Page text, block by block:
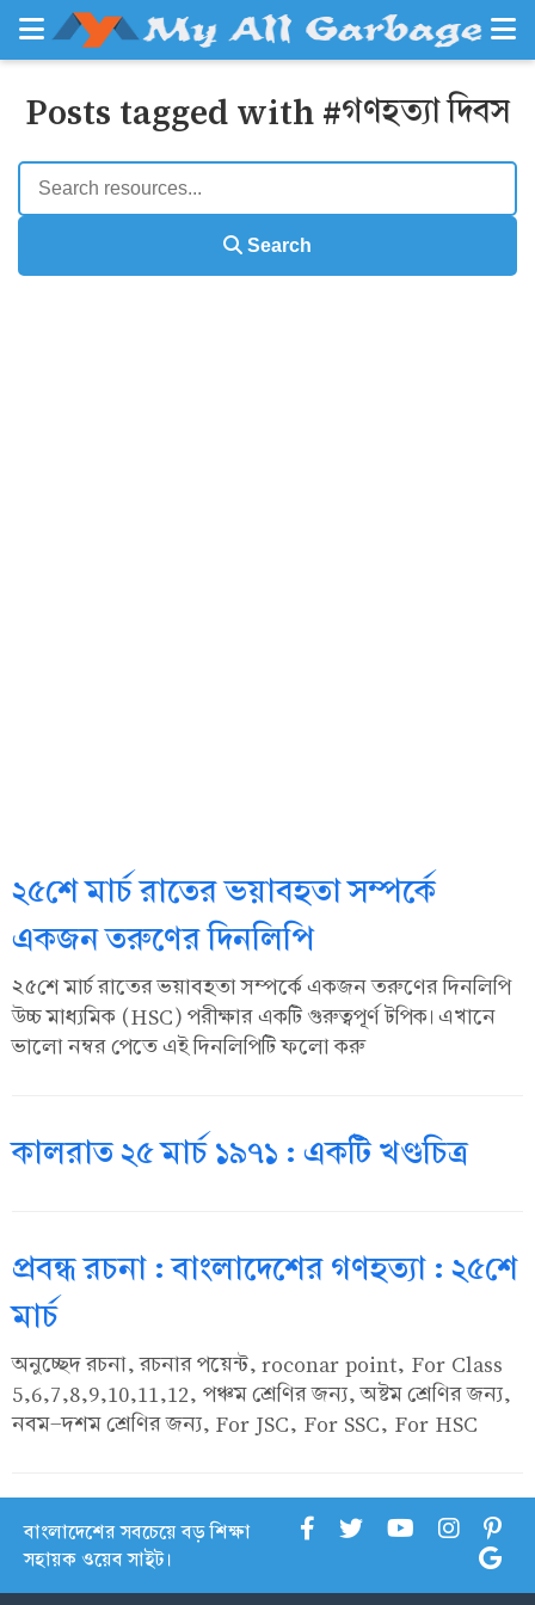
Posts tagged with #গণহত্যা দিবস
Search
২৫শে মার্চ রাতের ভয়াবহতা সম্পর্কে
একজন তরুণের দিনলিপি
২৫শে মার্চ রাতের ভয়াবহতা সম্পর্কে একজন তরুণের দিনলিপি
উচ্চ মাধ্যমিক (HSC) পরীক্ষার একটি গুরুত্বপূর্ণ টপিক। এখানে
ভালো নম্বর পেতে এই দিনলিপিটি ফলো করু
কালরাত ২৫ মার্চ ১৯৭১ : একটি খণ্ডচিত্র
প্রবন্ধ রচনা : বাংলাদেশের গণহত্যা : ২৫শে
মার্চ
অনুচ্ছেদ রচনা, রচনার পয়েন্ট, roconar point, For Class
5,6,7,8,9,10,11,12, পঞ্চম শ্রেণির জন্য, অষ্টম শ্রেণির জন্য,
নবম-দশম শ্রেণির জন্য, For JSC, For SSC, For HSC
বাংলাদেশের সবচেয়ে বড় শিক্ষা
সহায়ক ওয়েব সাইট।